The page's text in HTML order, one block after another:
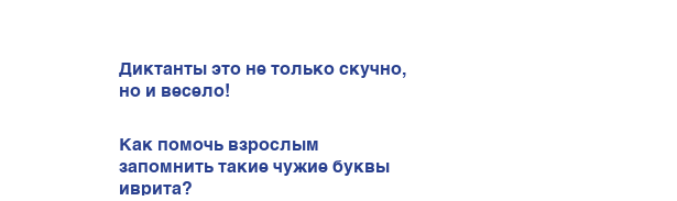
Диктанты это не только скучно,
но и весело!
Как помочь взрослым
запомнить такие чужие буквы
иврита?